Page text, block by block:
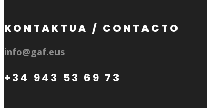
KONTAKTUA / CONTACTO
info@gaf.eus
+34 943 53 69 73